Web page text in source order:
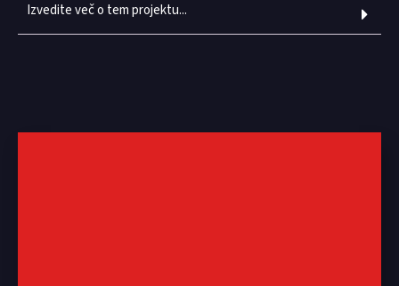
Izvedite več o tem projektu...